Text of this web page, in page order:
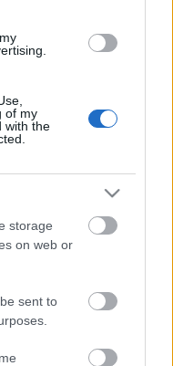
of my
with the
storage
on web or
sent to
az 5. blokk új